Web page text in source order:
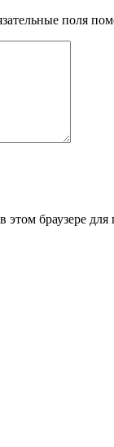
поля
этом браузере